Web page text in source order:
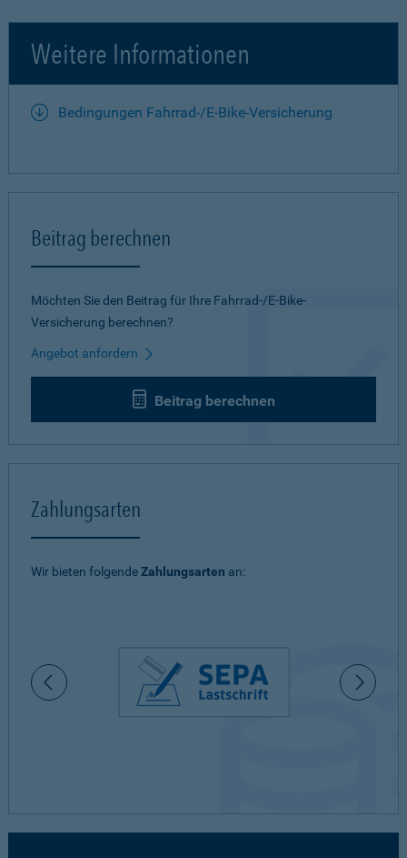
Weitere Informationen
Bedingungen Fahrrad-/E-Bike-Versicherung
Beitrag berechnen
Möchten Sie den Beitrag für Ihre Fahrrad-/E-Bike-
Versicherung berechnen?
Angebot anfordern
Beitrag berechnen
Zahlungsarten
Wir bieten folgendeZahlungsarten an: